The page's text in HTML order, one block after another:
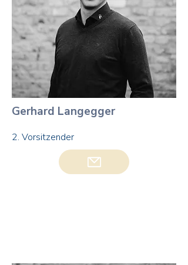
Gerhard Langegger
2. Vorsitzender